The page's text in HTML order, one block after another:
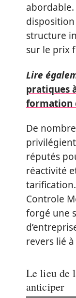
abordable.
structure
sur le prix
Lire
pratiques
formation
De
réputés
réactivité
Controle
forgé une
revers lié
Le lieu de
anticiper